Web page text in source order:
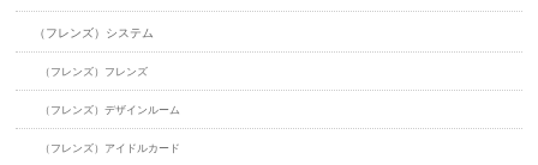
（フレンズ）システム
（フレンズ）フレンズ
（フレンズ）デザインルーム
（フレンズ）アイドルカード